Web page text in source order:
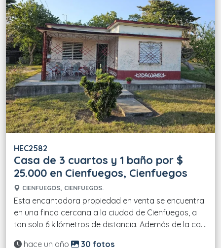
HEC2582
Casa de 3 cuartos y 1 baño por $
25.000 en Cienfuegos, Cienfuegos
CIENFUEGOS, CIENFUEGOS.
Esta encantadora propiedad en venta se encuentra
en una finca cercana a la ciudad de Cienfuegos, a
tan solo 6 kilómetros de distancia. Además de la ca....
Actualizado:
hace un año 30 fotos